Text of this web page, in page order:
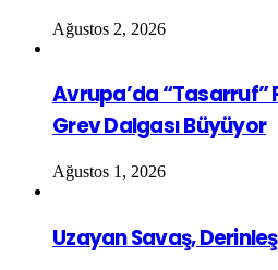
Ağustos 2, 2026
Avrupa’da “Tasarruf”
Grev Dalgası Büyüyor
Ağustos 1, 2026
Uzayan Savaş,